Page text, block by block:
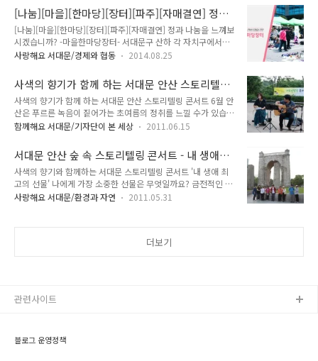
먹는다~" 두번째는 치즈를 이용한 쌀 피자를 만들어 본다고 하
는데요. 치즈오븐 스파게티와 자기가..
쌓을 수 있는 시간을 마련했어요~ 서대문자연사박물관에서 '높
고 깊은 가을밤하늘 아빠와 함께 달보기'를 준비했답니다!!!^0^
빽빽한 빌딩숲과 매연으로 뒤덮인 도심에서는 이제 좀처럼 밤하
늘의 별을 보기가 어려워졌답니다.. 이런 상황에서, “서울에서
별보기 좋은 곳”으로 선정된 바 있는 안산생태공원에 위치한 서
을 운영한다고 하여 TONG지기가 소개해 드릴까 합니다. 이름하
여 “아빠와 함께 달보기(이하 ‘달..
[나눔][마을][한마당][장터][파주][자매결연] 정과
나눔을 느껴보시겠습니까? -마을한마당장터-
[나눔][마을][한마당][장터][파주][자매결연] 정과 나눔을 느껴보
시겠습니까? -마을한마당장터- 서대문구 산하 각 자치구에서는
주민들이 앞장서서 우리 마을을 위한 다양한 아이디어를 쏟아내
사들이 주민 행복을 위해 기획되고 있어요^^* 이번엔 홍제 1동
주민자치위원회에서 나섰습니다!! 홍제동과 파주시 적성면 산머
루마을이 함께하는~ [마을 한마당 나눔 장터]! 홍제1동 주민자
치위원회에서 추석을 앞두고 열리는 마을 한마당 나눔장터! 이
번 행사는요, 올해 7월 자매결연을 맺은 파주시 적성면 산머루마
같습니다! 1차 행사 2014년 8월 30일(토요일) 오전 10시 ~ 오
후 5시 홍제 1동..
사랑해요 서대문/경제와 협동 2014.08.25
사색의 향기가 함께 하는 서대문 안산 스토리텔
링 콘서트
사색의 향기가 함께 하는 서대문 안산 스토리텔링 콘서트 6월 안
산은 푸르른 녹음이 짙어가는 초여름의 정취를 느낄 수가 있습니
다. 산바람에 묻어 오는 자연이 주는 향기를 맡을 수가 있는데요,
금요일, 이곳에서 서대문과 사색의 향기와 함께 하는 스토리텔링
콘서트가 열립니다. 지난 6월 3일과 6월 10일 두 차례의 콘서트
가 열렸는데요, 서대문 안산이 주는 자연의 감성을 느끼고, 뮤지
션들이 들려 주는 음악에 빠져 들고, 시가 주는 이야기에 젖어 들
었습니다. 문화와 자연, 감성이 어우러진 아름다운 안산 6월의
함께해요 서대문/기자단이 본 세상 2011.06.15
서대문 안산 숲 속 스토리텔링 콘서트 - 내 생애
최고의 선물
사색의 향기와 함께하는 서대문 스토리텔링 콘서트 '내 생애 최
고의 선물' 나에게 가장 소중한 선물은 무엇일까요? 금전적인 선
물? 아니면, 작지만 무언가 의미가 담긴 선물? 내가 받았던 선
의미를 가지고 있습니다. 하지만 무엇보다 이 모든 선물은 우리
한 의미를 모두 함께 나눌 ..
사랑해요 서대문/환경과 자연 2011.05.31
더보기
블로그 운영정책
관련사이트